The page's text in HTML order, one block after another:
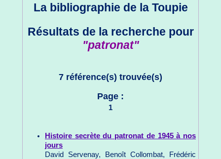
La bibliographie de la Toupie
Résultats de la recherche pour
"patronat"
7 référence(s) trouvée(s)
Page :
1
Histoire secrète du patronat de 1945 à nos
jours
David Servenay, Benoît Collombat, Frédéric